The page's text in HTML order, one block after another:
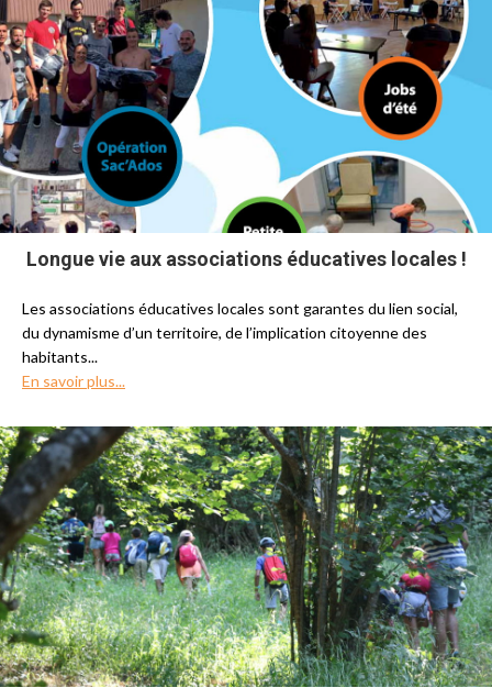
Longue vie aux associations éducatives locales !
Les associations éducatives locales sont garantes du lien social,
du dynamisme d’un territoire, de l’implication citoyenne des
habitants...
En savoir plus...